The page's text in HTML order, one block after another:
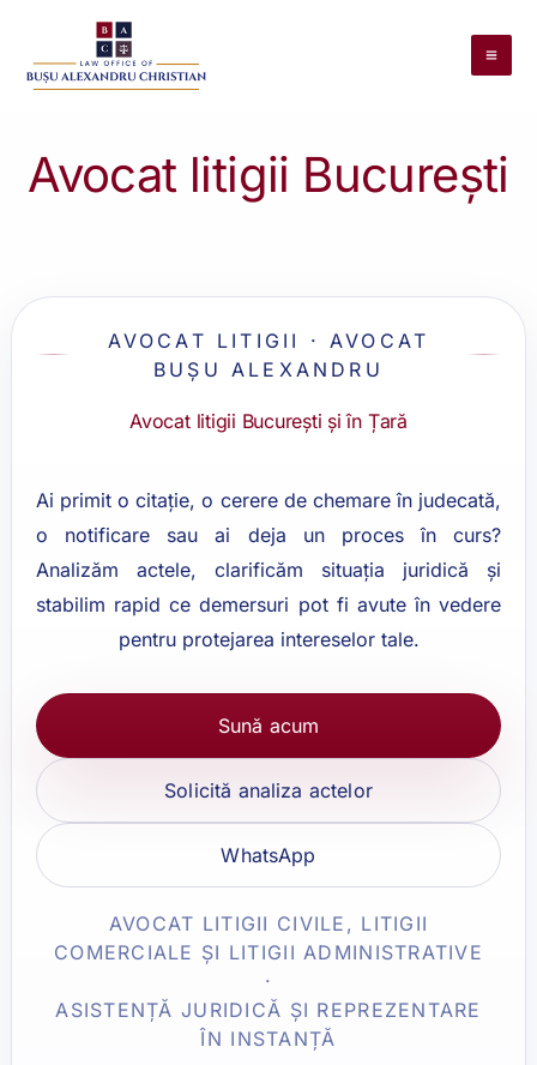
content
Avocat litigii București
AVOCAT LITIGII · AVOCAT
BUȘU ALEXANDRU
Avocat litigii București și în Țară
Ai primit o citație, o cerere de chemare în judecată,
o notificare sau ai deja un proces în curs?
Analizăm actele, clarificăm situația juridică și
stabilim rapid ce demersuri pot fi avute în vedere
pentru protejarea intereselor tale.
Sună acum
Solicită analiza actelor
WhatsApp
AVOCAT LITIGII CIVILE, LITIGII
COMERCIALE ȘI LITIGII ADMINISTRATIVE
·
ASISTENȚĂ JURIDICĂ ȘI REPREZENTARE
ÎN INSTANȚĂ